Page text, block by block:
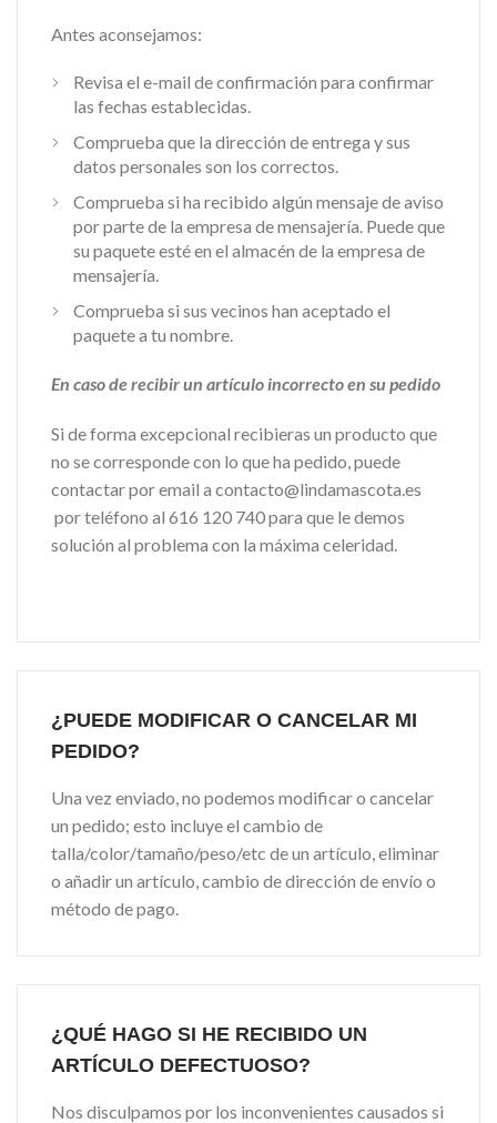
Antes aconsejamos:
Revisa el e-mail de confirmación para confirmar
las fechas establecidas.
Comprueba que la dirección de entrega y sus
datos personales son los correctos.
Comprueba si ha recibido algún mensaje de aviso
por parte de la empresa de mensajería. Puede que
su paquete esté en el almacén de la empresa de
mensajería.
Comprueba si sus vecinos han aceptado el
paquete a tu nombre.
En caso de recibir un artículo incorrecto en su pedido
Si de forma excepcional recibieras un producto que
no se corresponde con lo que ha pedido, puede
contactar por email a contacto@lindamascota.es
por teléfono al 616 120 740 para que le demos
solución al problema con la máxima celeridad.
¿PUEDE MODIFICAR O CANCELAR MI
PEDIDO?
Una vez enviado, no podemos modificar o cancelar
un pedido; esto incluye el cambio de
talla/color/tamaño/peso/etc de un artículo, eliminar
o añadir un artículo, cambio de dirección de envío o
método de pago.
¿QUÉ HAGO SI HE RECIBIDO UN
ARTÍCULO DEFECTUOSO?
Nos disculpamos por los inconvenientes causados si